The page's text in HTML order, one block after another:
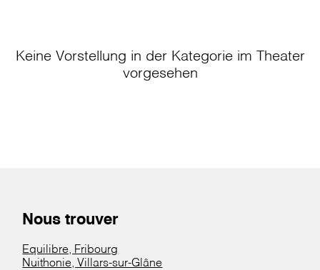
Keine Vorstellung in der Kategorie im Theater
vorgesehen
Nous trouver
Equilibre, Fribourg
Nuithonie, Villars-sur-Glâne